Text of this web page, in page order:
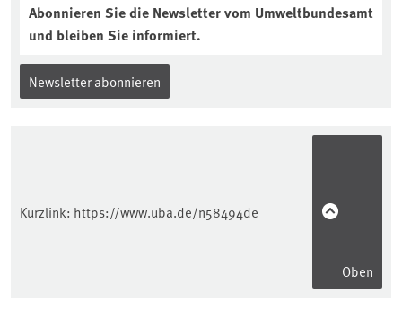
Abonnieren Sie die Newsletter vom Umweltbundesamt
und bleiben Sie informiert.
Newsletter abonnieren
Kurzlink: https://www.uba.de/n58494de
Oben